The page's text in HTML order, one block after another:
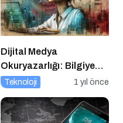
Dijital Medya
Okuryazarlığı: Bilgiye
Erişimde Sorumluluk ve
Teknoloji 1 yıl önce